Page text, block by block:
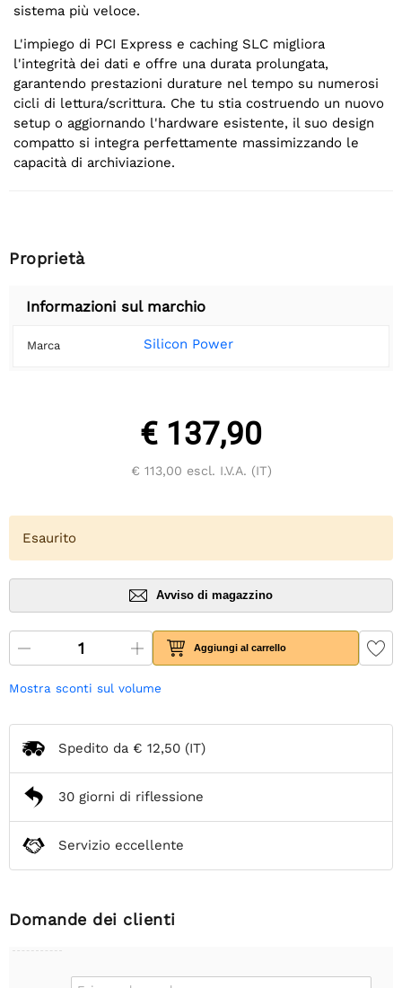
sistema più veloce.
L'impiego di PCI Express e caching SLC migliora
l'integrità dei dati e offre una durata prolungata,
garantendo prestazioni durature nel tempo su numerosi
cicli di lettura/scrittura. Che tu stia costruendo un nuovo
setup o aggiornando l'hardware esistente, il suo design
compatto si integra perfettamente massimizzando le
capacità di archiviazione.
Proprietà
Informazioni sul marchio
Marca Silicon Power
€ 137,90
€ 113,00 escl. I.V.A. (IT)
Esaurito
Avviso di magazzino
Aggiungi al carrello
Mostra sconti sul volume
Spedito da € 12,50 (IT)
30 giorni di riflessione
Servizio eccellente
Domande dei clienti